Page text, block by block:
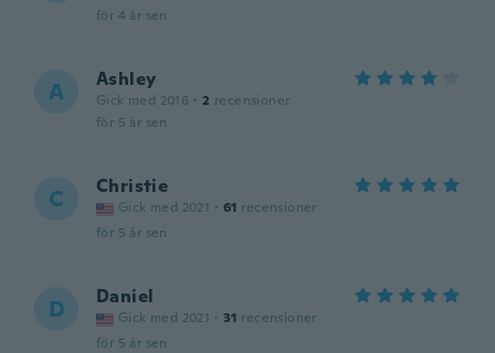
för 4 år sen
A Ashley
Gick med 2016 · 2 recensioner
för 5 år sen
C Christie
Gick med 2021 · 61 recensioner
för 5 år sen
D Daniel
Gick med 2021 · 31 recensioner
för 5 år sen